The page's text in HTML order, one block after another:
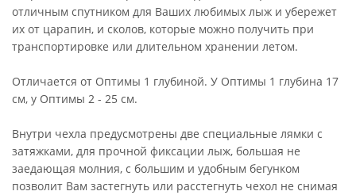
отличным спутником для Ваших любимых лыж и убережет
их от царапин, и сколов, которые можно получить при
транспортировке или длительном хранении летом.
Отличается от Оптимы 1 глубиной. У Оптимы 1 глубина 17
см, у Оптимы 2 - 25 см.
Внутри чехла предусмотрены две специальные лямки с
затяжками, для прочной фиксации лыж, большая не
заедающая молния, с большим и удобным бегунком
позволит Вам застегнуть или расстегнуть чехол не снимая